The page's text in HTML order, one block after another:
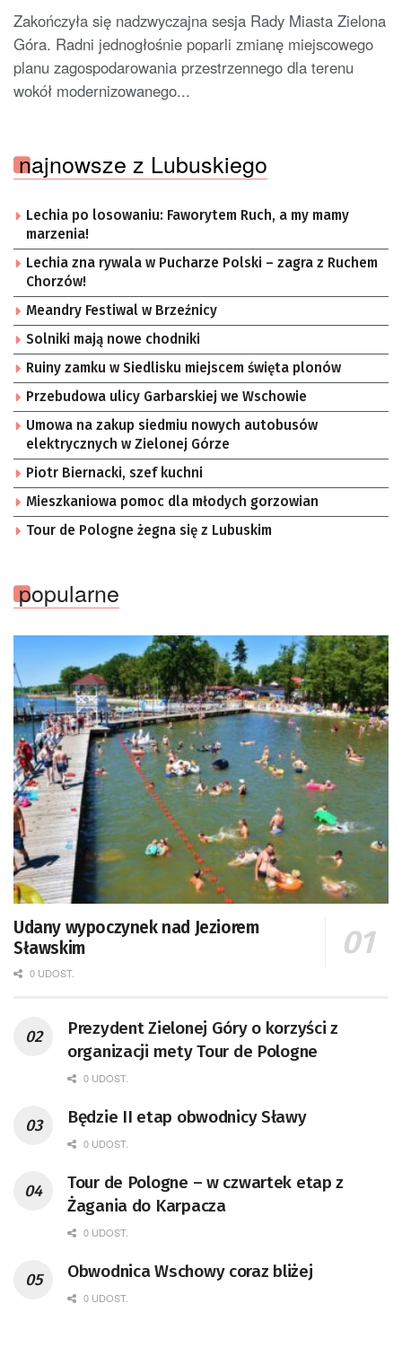
amfiteatrze
Zakończyła się nadzwyczajna sesja Rady Miasta Zielona
Góra. Radni jednogłośnie poparli zmianę miejscowego
planu zagospodarowania przestrzennego dla terenu
wokół modernizowanego...
najnowsze z Lubuskiego
Lechia po losowaniu: Faworytem Ruch, a my mamy
marzenia!
Lechia zna rywala w Pucharze Polski – zagra z Ruchem
Chorzów!
Meandry Festiwal w Brzeźnicy
Solniki mają nowe chodniki
Ruiny zamku w Siedlisku miejscem święta plonów
Przebudowa ulicy Garbarskiej we Wschowie
Umowa na zakup siedmiu nowych autobusów
elektrycznych w Zielonej Górze
Piotr Biernacki, szef kuchni
Mieszkaniowa pomoc dla młodych gorzowian
Tour de Pologne żegna się z Lubuskim
popularne
Udany wypoczynek nad Jeziorem
Sławskim
0 UDOST.
Prezydent Zielonej Góry o korzyści z
organizacji mety Tour de Pologne
0 UDOST.
Będzie II etap obwodnicy Sławy
0 UDOST.
Tour de Pologne – w czwartek etap z
Żagania do Karpacza
0 UDOST.
Obwodnica Wschowy coraz bliżej
0 UDOST.